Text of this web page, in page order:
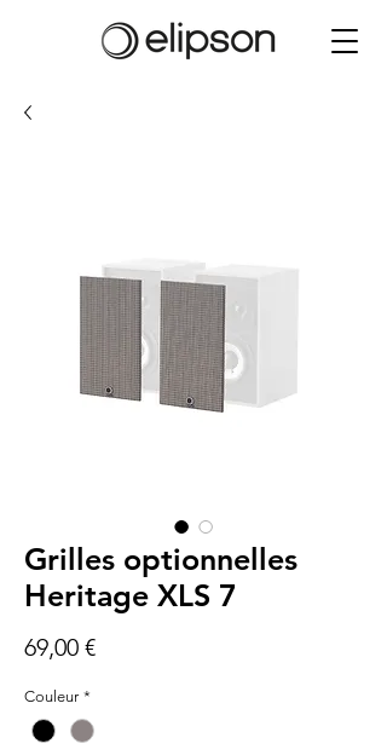
Grilles optionnelles
Heritage XLS 7
69,00 €Prix
Couleur *